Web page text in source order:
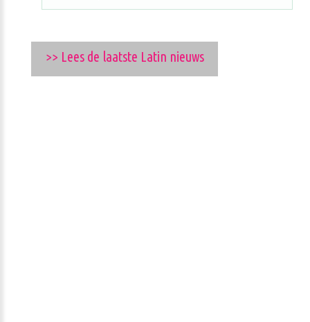
>> Lees de laatste Latin nieuws